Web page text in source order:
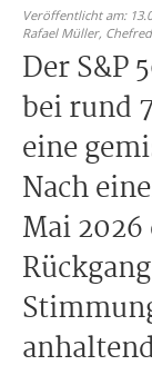
Veröffentlicht am:
Rafael Müller,
Der S&P
bei rund
eine
Nach
Mai